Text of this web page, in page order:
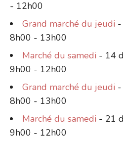
- 12h00
Grand marché du jeudi
8h00 - 13h00
Marché du samedi - 14
9h00 - 12h00
Grand marché du jeudi
8h00 - 13h00
Marché du samedi - 21
9h00 - 12h00